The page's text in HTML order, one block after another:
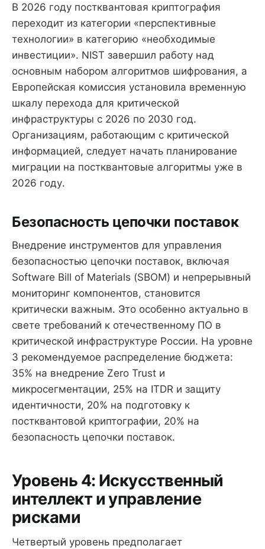
В 2026 году постквантовая криптография
переходит из категории «перспективные
технологии» в категорию «необходимые
инвестиции». NIST завершил работу над
основным набором алгоритмов шифрования, а
Европейская комиссия установила временную
шкалу перехода для критической
инфраструктуры с 2026 по 2030 год.
Организациям, работающим с критической
информацией, следует начать планирование
миграции на постквантовые алгоритмы уже в
2026 году.
Безопасность цепочки поставок
Внедрение инструментов для управления
безопасностью цепочки поставок, включая
Software Bill of Materials (SBOM) и непрерывный
мониторинг компонентов, становится
критически важным. Это особенно актуально в
свете требований к отечественному ПО в
критической инфраструктуре России. На уровне
3 рекомендуемое распределение бюджета:
35% на внедрение Zero Trust и
микросегментации, 25% на ITDR и защиту
идентичности, 20% на подготовку к
постквантовой криптографии, 20% на
безопасность цепочки поставок.
Уровень 4: Искусственный
интеллект и управление
рисками
Четвертый уровень предполагает